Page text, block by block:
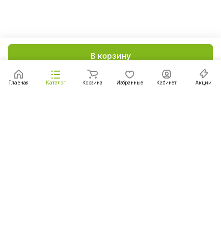
В корзину
Главная Каталог Корзина Избранные Кабинет Акции